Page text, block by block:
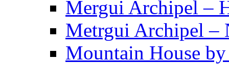
Mergui Archipel –
Metrgui Archipel –
Mountain House